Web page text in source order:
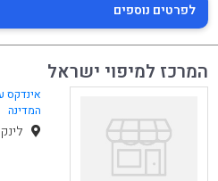
לפרטים נוספים
המרכז למיפוי ישראל
אינדקס
המדינה
לינקולן 1, תל אביב